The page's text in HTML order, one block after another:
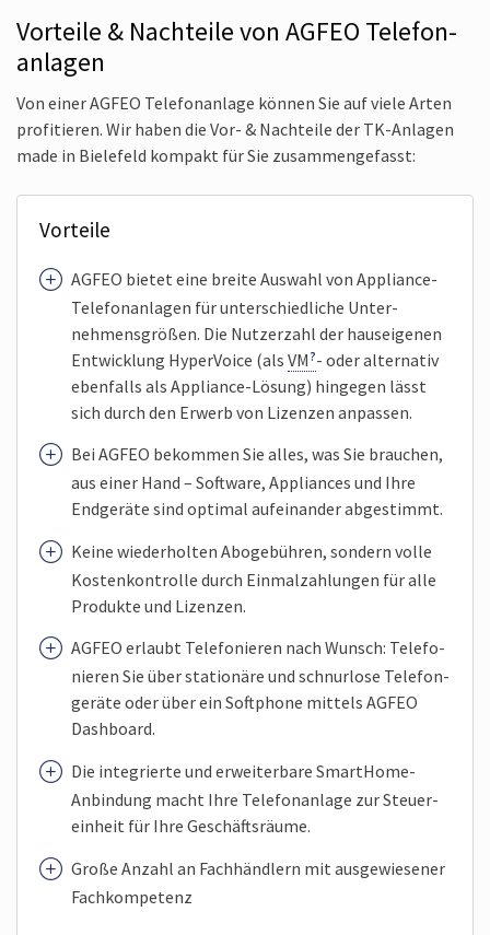
Vorteile & Nachteile von AGFEO Telefon­
anlagen
Von einer AGFEO Telefon­anlage können Sie auf viele Arten
profi­tieren. Wir haben die Vor- & Nach­teile der TK-Anlagen
made in Biele­feld kompakt für Sie zusammen­gefasst:
Vorteile
AGFEO bietet eine breite Auswahl von Appliance-
Telefon­anlagen für unter­schied­liche Unter­
nehmens­größen. Die Nutzer­zahl der haus­eigenen
Entwick­lung Hyper­Voice (als VM - oder alter­nativ
eben­falls als Appliance-Lösung) hin­gegen lässt
sich durch den Erwerb von Lizenzen anpas­sen.
Bei AGFEO bekommen Sie alles, was Sie brauchen,
aus einer Hand – Software, Appliances und Ihre
End­geräte sind optimal auf­einander abge­stimmt.
Keine wieder­holten Abo­gebühren, sondern volle
Kosten­kontrolle durch Ein­mal­zahlungen für alle
Produkte und Lizenzen.
AGFEO erlaubt Telefo­nieren nach Wunsch: Telefo­
nieren Sie über statio­näre und schnur­lose Telefon­
geräte oder über ein Soft­phone mittels AGFEO
Dash­board.
Die inte­grierte und erwei­ter­bare Smart­Home-
Anbindung macht Ihre Telefon­anlage zur Steuer­
ein­heit für Ihre Geschäfts­räume.
Große Anzahl an Fach­händlern mit aus­gewiesener
Fach­kompetenz